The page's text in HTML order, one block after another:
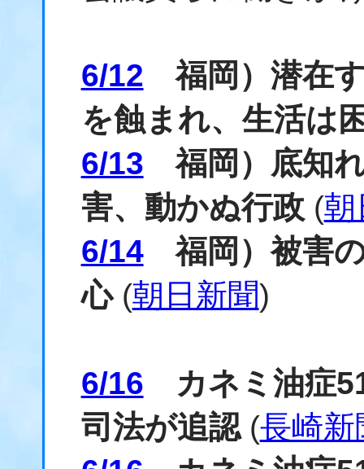
6/12 福岡）潜在
を蝕まれ、生活は
6/13 福岡）底知
害、動かぬ行政 (朝
6/14福岡）被害
心(朝日新聞)
6/16 カネミ油症
司法が追認(長崎新